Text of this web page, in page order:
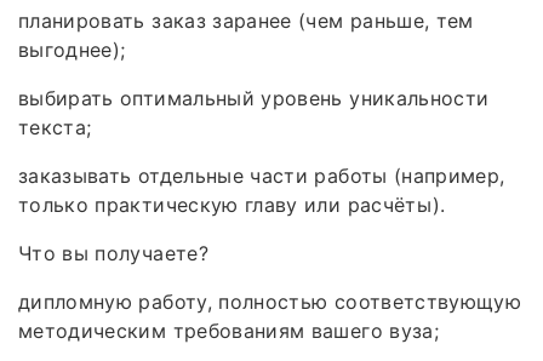
планировать заказ заранее (чем раньше, тем
выгоднее);
выбирать оптимальный уровень уникальности
текста;
заказывать отдельные части работы (например,
только практическую главу или расчёты).
Что вы получаете?
дипломную работу, полностью соответствующую
методическим требованиям вашего вуза;